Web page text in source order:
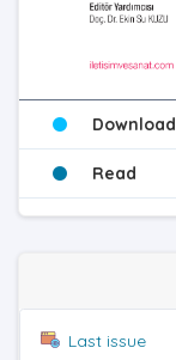
Download
Read
Last issue